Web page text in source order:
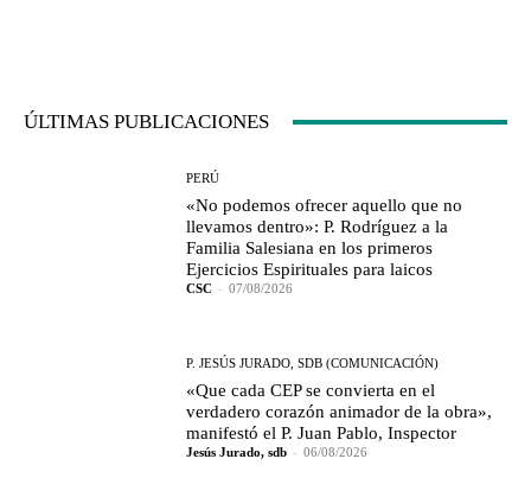
ÚLTIMAS PUBLICACIONES
PERÚ
«No podemos ofrecer aquello que no
llevamos dentro»: P. Rodríguez a la
Familia Salesiana en los primeros
Ejercicios Espirituales para laicos
CSC - 07/08/2026
P. JESÚS JURADO, SDB (COMUNICACIÓN)
«Que cada CEP se convierta en el
verdadero corazón animador de la obra»,
manifestó el P. Juan Pablo, Inspector
Jesús Jurado, sdb - 06/08/2026